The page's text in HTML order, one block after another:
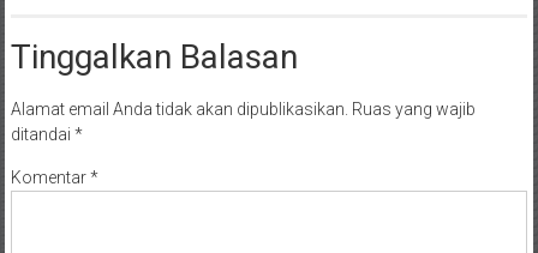
Tinggalkan Balasan
Alamat email Anda tidak akan dipublikasikan. Ruas yang wajib
ditandai *
Komentar*